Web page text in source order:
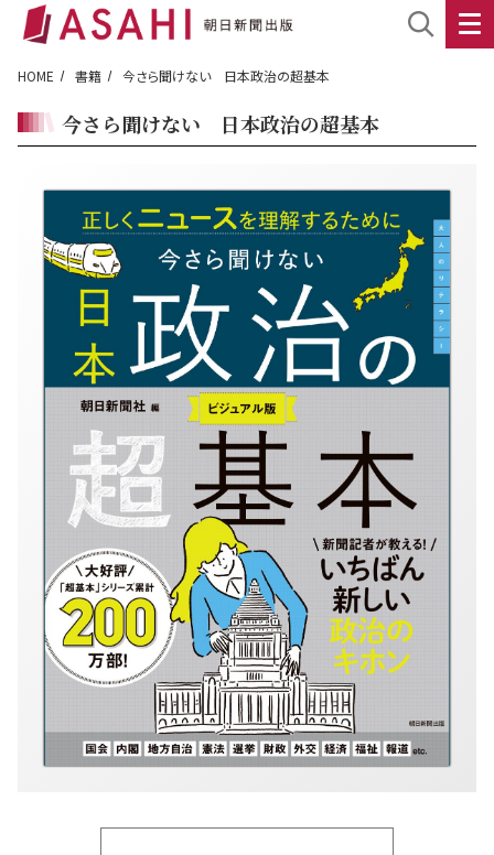
HOME 書籍 今さら聞けない 日本政治の超基本
今さら聞けない 日本政治の超基本